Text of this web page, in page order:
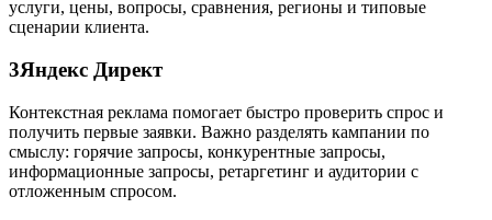
услуги, цены, вопросы, сравнения, регионы и типовые
сценарии клиента.
3Яндекс Директ
Контекстная реклама помогает быстро проверить спрос и
получить первые заявки. Важно разделять кампании по
смыслу: горячие запросы, конкурентные запросы,
информационные запросы, ретаргетинг и аудитории с
отложенным спросом.